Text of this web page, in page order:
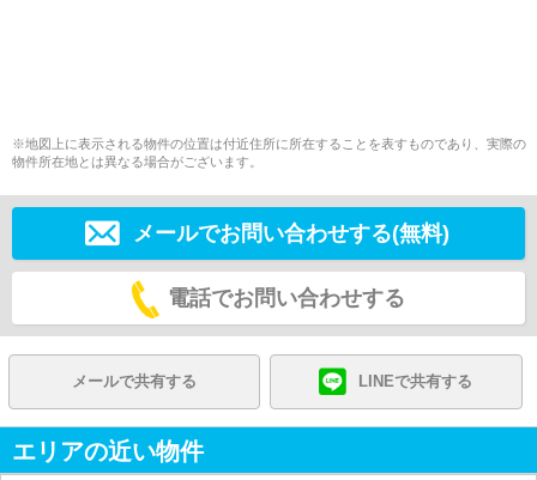
※地図上に表示される物件の位置は付近住所に所在することを表すものであり、実際の
物件所在地とは異なる場合がございます。
メールでお問い合わせする(無料)
電話でお問い合わせする
メールで共有する LINEで共有する
エリアの近い物件